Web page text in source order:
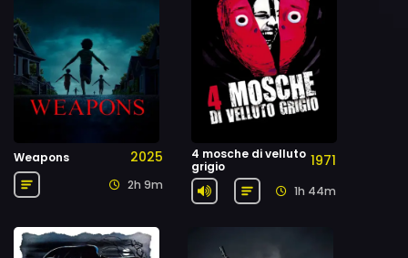
Weapons 2025
2h 9m
4 mosche di velluto
grigio
1971
1h 44m